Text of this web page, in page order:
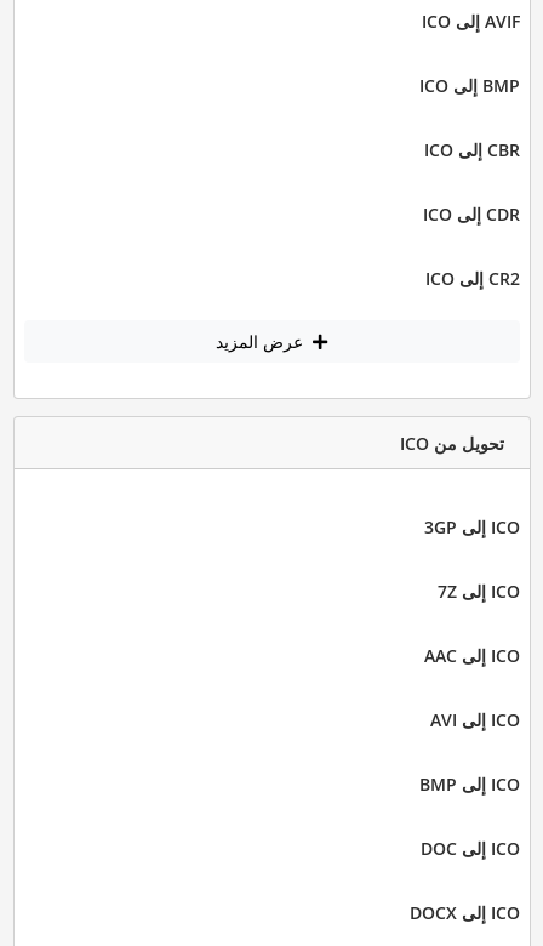
AVIF إلى ICO
BMP إلى ICO
CBR إلى ICO
CDR إلى ICO
CR2 إلى ICO
عرض المزيد
تحويل من ICO
ICO إلى 3GP
ICO إلى 7Z
ICO إلى AAC
ICO إلى AVI
ICO إلى BMP
ICO إلى DOC
ICO إلى DOCX